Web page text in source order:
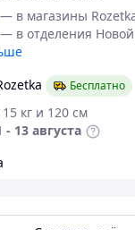
— в магазины
— в отделения
Бесплатно
кг и 120 см
- 13 августа